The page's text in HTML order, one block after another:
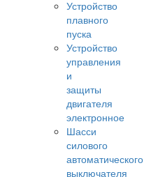
Устройство
плавного
пуска
Устройство
управления
и
защиты
двигателя
электронное
Шасси
силового
автоматического
выключателя